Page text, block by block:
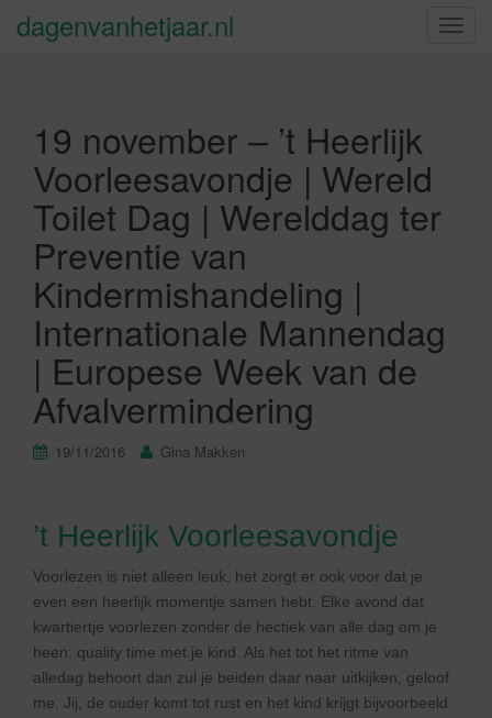
S
dagenvanhetjaar.nl
19 november – ’t Heerlijk
Voorleesavondje | Wereld
Toilet Dag | Werelddag ter
Preventie van
Kindermishandeling |
Internationale Mannendag
| Europese Week van de
Afvalvermindering
19/11/2016 Gina Makken
’t Heerlijk Voorleesavondje
Voorlezen is niet alleen leuk, het zorgt er ook voor dat je
even een heerlijk momentje samen hebt. Elke avond dat
kwartiertje voorlezen zonder de hectiek van alle dag om je
heen: quality time met je kind. Als het tot het ritme van
alledag behoort dan zul je beiden daar naar uitkijken, geloof
me. Jij, de ouder komt tot rust en het kind krijgt bijvoorbeeld